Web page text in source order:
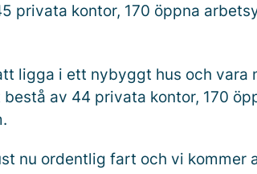
privata kontor, 170 öppna
ligga i ett nybyggt hus och vara
av 44 privata kontor, 170
nu ordentlig fart och vi kommer